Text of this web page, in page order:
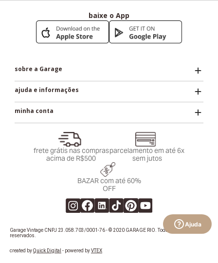
Ajuda
baixe o App
sobre a Garage
ajuda e informações
minha conta
frete grátis nas compras
acima de R$500
parcelamento em até 6x
sem jutos
BAZAR com até 60%
OFF
Garage Vintage CNPJ 23.058.703/0001-76 - © 2020 GARAGE RIO. Todos os direitos
reservados.
created byQuick Digital - powered byVTEX